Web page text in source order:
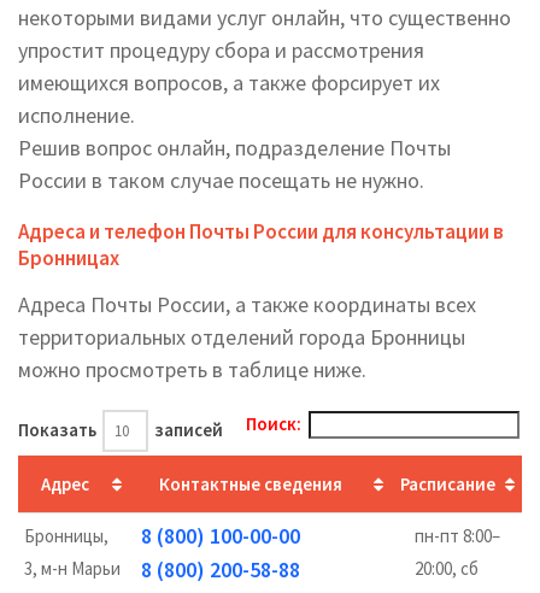
некоторыми видами услуг онлайн, что существенно
упростит процедуру сбора и рассмотрения
имеющихся вопросов, а также форсирует их
исполнение.
Решив вопрос онлайн, подразделение Почты
России в таком случае посещать не нужно.
Адреса и телефон Почты России для консультации в
Бронницах
Адреса Почты России, а также координаты всех
территориальных отделений города Бронницы
можно просмотреть в таблице ниже.
Показать записей Поиск:
Адрес Контактные сведения Расписание
Бронницы,
3, м-н Марьи
8 (800) 100-00-00
8 (800) 200-58-88
пн-пт 8:00–
20:00, сб